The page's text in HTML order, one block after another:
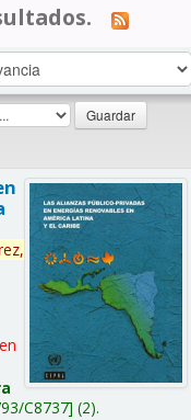
C8737 (2).